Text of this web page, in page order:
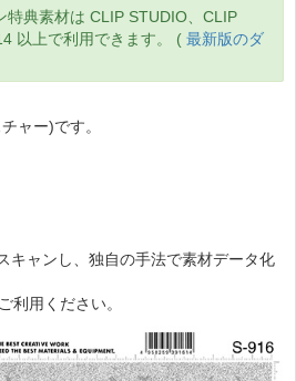
特典素材は CLIP STUDIO、CLIP
以上で利用できます。 ( 最新版のダ
ャー)です。
キャンし、独自の手法で素材データ化
利用ください。